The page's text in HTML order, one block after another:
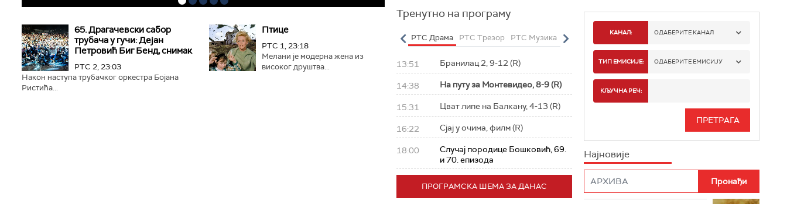
Тренутно на програму
РТС Класика РТС Полетарац РТС Драма РТС Трезор РТС Музика РТС Живот РТС Класика РТС Коло РТС Полетарац
13:51 Бранилац 2, 9-12 (R)
14:38 На путу за Монтевидео, 8-9 (R)
15:31 Цват липе на Балкану, 4-13 (R)
16:22 Сјај у очима, филм (R)
18:00
Случај породице Бошковић, 69.
и 70. епизода
ПРОГРАМСКА ШЕМА ЗА ДАНАС
65. Драгачевски сабор
трубача у гучи: Дејан
Петровић Биг Бeнд, снимак
РТС 2, 23:03
Након наступа трубачког оркестра Бојана
Ристића...
Птице
РТС 1, 23:18
Мелани је модерна жена из
високог друштва...
КАНАЛ: ОДАБЕРИТЕ КАНАЛ
РТС 1
РТС 3
ТИП ЕМИСИЈЕ: ОДАБЕРИТЕ ЕМИСИЈУ
КЉУЧНА РЕЧ:
Најновије